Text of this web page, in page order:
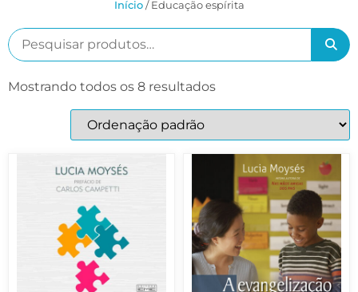
Início/ Educação espírita
Mostrando todos os 8 resultados